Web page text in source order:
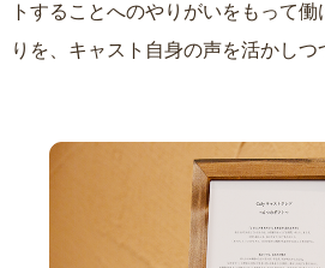
トすることへのやりがいをもって働
りを、キャスト自身の声を活かしつ